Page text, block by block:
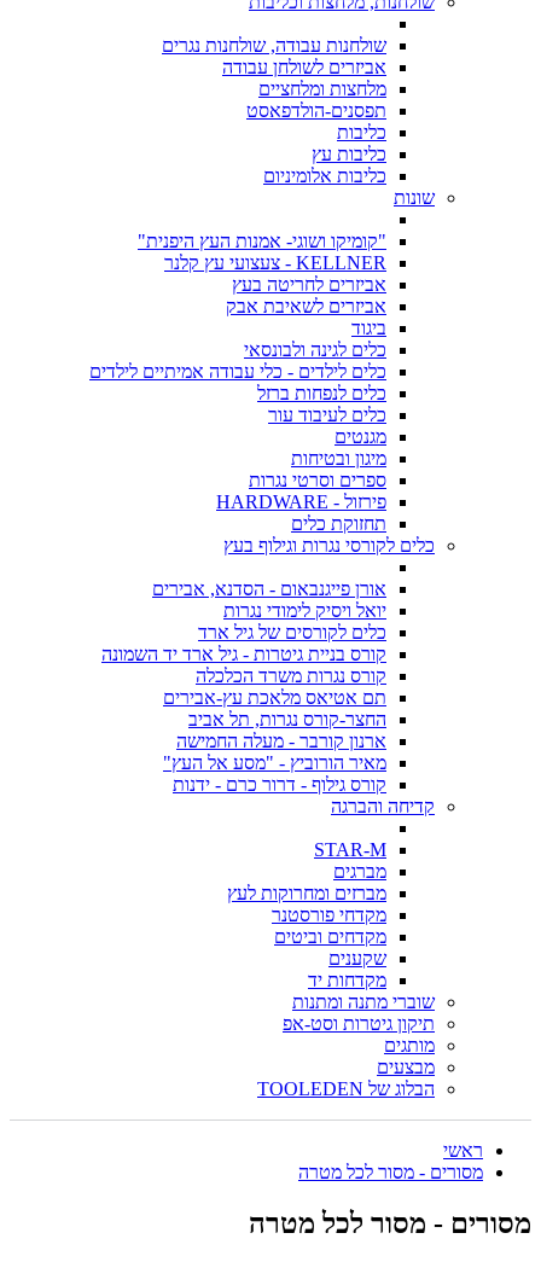
שולחנות עבודה, שולחנות נגרים
אביזרים לשולחן עבודה
מלחצות ומלחציים
תפסנים-הולדפאסט
כליבות
כליבות עץ
כליבות אלומיניום
שונות
"קומיקו ושוגי- אמנות העץ היפנית"
KELLNER - צעצועי עץ קלנר
אביזרים לחריטה בעץ
אביזרים לשאיבת אבק
ביגוד
כלים לגינה ולבונסאי
כלים לילדים - כלי עבודה אמיתיים לילדים
כלים לנפחות ברזל
כלים לעיבוד עור
מגנטים
מיגון ובטיחות
ספרים וסרטי נגרות
פירזול - HARDWARE
תחזוקת כלים
כלים לקורסי נגרות וגילוף בעץ
אורן פייגנבאום - הסדנא, אבירים
יואל ויסיק לימודי נגרות
כלים לקורסים של גיל ארד
קורס בניית גיטרות - גיל ארד יד השמונה
קורס נגרות משרד הכלכלה
תם אטיאס מלאכת עץ-אבירים
החצר-קורס נגרות, תל אביב
ארנון קורבר - מעלה החמישה
מאיר הורוביץ - "מסע אל העץ"
קורס גילוף - דרור כרם - ידנות
קדיחה והברגה
STAR-M
מברגים
מברזים ומחרוקות לעץ
מקדחי פורסטנר
מקדחים וביטים
שקענים
מקדחות יד
שוברי מתנה ומתנות
תיקון גיטרות וסט-אפ
מותגים
מבצעים
הבלוג של TOOLEDEN
ראשי
מסורים - מסור לכל מטרה
מסורים - מסור לכל מטרה